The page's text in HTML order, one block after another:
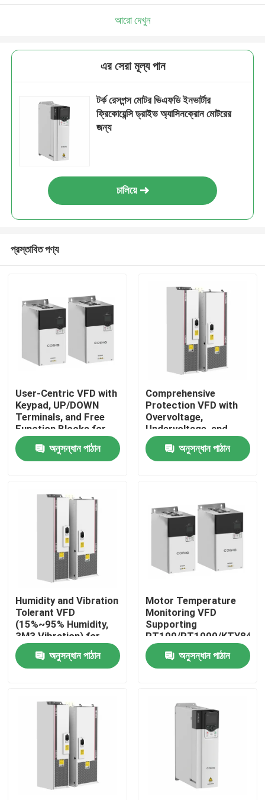
বাড়ি
আমাদের সম্পর্কে
কারখানা পরিদর্শন
গুণমান নিয়ন্ত্রণ
একটি উদ্ধৃতি অনুরোধ করুন
VFD পরিবর্তনশীল ফ্রিকোয়েন্সি ড্রাইভ
আরো দেখুন
এর সেরা মূল্য পান
টর্ক রেসপন্স মোটর ভিএফডি ইনভার্টার
ফ্রিকোয়েন্সি ড্রাইভ অ্যাসিনক্রোন মোটরের
জন্য
চালিয়ে
প্রস্তাবিত পণ্য
User-Centric VFD with
Keypad, UP/DOWN
Terminals, and Free
Function Blocks for
Easy Operation and
Setup অনুসন্ধান পাঠান
Comprehensive
Protection VFD with
Overvoltage,
Undervoltage, and
Phase Loss Safety
Featuresঅনুসন্ধান পাঠান
Humidity and Vibration
Tolerant VFD
(15%~95% Humidity,
3M3 Vibration) for
Harsh Conditions
অনুসন্ধান পাঠান
Motor Temperature
Monitoring VFD
Supporting
PT100/PT1000/KTY84
for Reliable
Performance
অনুসন্ধান পাঠান